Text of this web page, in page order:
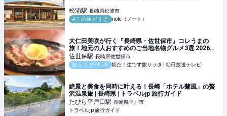
松浦駅 長崎県松浦市
#この駅がすき
note（ノート）
大仁田美咲が行く『長崎県・佐世保市』コレうまの
旅！地元の人おすすめのご当地名物グルメ3選 2026年
1月31日放送
佐世保駅 長崎県佐世保市
旅サラダPLUS
朝だ！生です旅サラダ | 朝日放送テレビ
絶景と美食を同時に叶える！長崎「ホテル蘭風」の贅
沢温泉旅 | 長崎県 | トラベルjp 旅行ガイド
たびら平戸口駅 長崎県平戸市
トラベルjp 旅行ガイド